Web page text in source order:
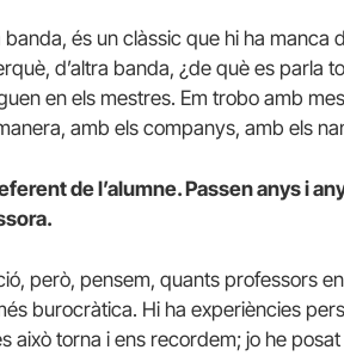
és un clàssic que hi ha manca
d’altra banda, ¿de què es parla
en els mestres. Em trobo amb
amb els companys, amb els
de l’alumne. Passen anys i
però, pensem, quants professors
burocràtica. Hi ha experiències
això torna i ens recordem; jo he